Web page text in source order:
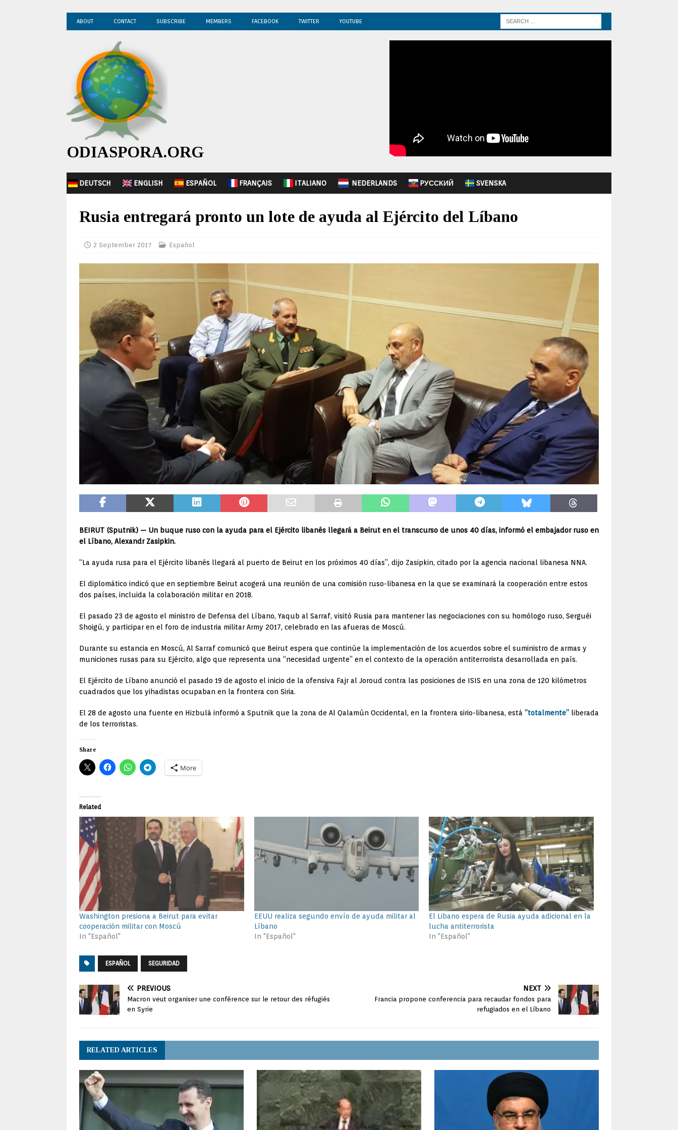
ABOUT CONTACT SUBSCRIBE MEMBERS FACEBOOK TWITTER YOUTUBE
ODIASPORA.ORG
DEUTSCH ENGLISH ESPAÑOL FRANÇAIS ITALIANO NEDERLANDS PУССКИЙ SVENSKA
Rusia entregará pronto un lote de ayuda al Ejército del Líbano
2 September 2017 Español
BEIRUT (Sputnik) — Un buque ruso con la ayuda para el Ejército libanés llegará a Beirut en el transcurso de unos 40 días, informó el embajador ruso en
el Líbano, Alexandr Zasipkin.
“La ayuda rusa para el Ejército libanés llegará al puerto de Beirut en los próximos 40 días”, dijo Zasipkin, citado por la agencia nacional libanesa NNA.
El diplomático indicó que en septiembre Beirut acogerá una reunión de una comisión ruso-libanesa en la que se examinará la cooperación entre estos
dos países, incluida la colaboración militar en 2018.
El pasado 23 de agosto el ministro de Defensa del Líbano, Yaqub al Sarraf, visitó Rusia para mantener las negociaciones con su homólogo ruso, Serguéi
Shoigú, y participar en el foro de industria militar Army 2017, celebrado en las afueras de Moscú.
Durante su estancia en Moscú, Al Sarraf comunicó que Beirut espera que continúe la implementación de los acuerdos sobre el suministro de armas y
municiones rusas para su Ejército, algo que representa una “necesidad urgente” en el contexto de la operación antiterrorista desarrollada en país.
El Ejército de Líbano anunció el pasado 19 de agosto el inicio de la ofensiva Fajr al Joroud contra las posiciones de ISIS en una zona de 120 kilómetros
cuadrados que los yihadistas ocupaban en la frontera con Siria.
El 28 de agosto una fuente en Hizbulá informó a Sputnik que la zona de Al Qalamún Occidental, en la frontera sirio-libanesa, está “totalmente” liberada
de los terroristas.
Share
More
Related
Washington presiona a Beirut para evitar
cooperación militar con Moscú
In "Español"
EEUU realiza segundo envío de ayuda militar al
Líbano
In "Español"
El Libano espera de Rusia ayuda adicional en la
lucha antiterrorista
In "Español"
ESPAÑOL SEGURIDAD
PREVIOUS
Macron veut organiser une conférence sur le retour des réfugiés
en Syrie
NEXT
Francia propone conferencia para recaudar fondos para
refugiados en el Líbano
RELATED ARTICLES